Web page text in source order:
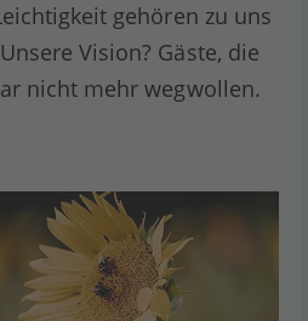
gehören zu uns
Vision? Gäste, die
nicht mehr wegwollen.